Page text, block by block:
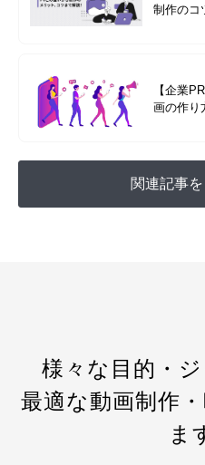
制作のコ
【企業
画の作り
関連記事
様々な目的・
最適な動画制作
ま